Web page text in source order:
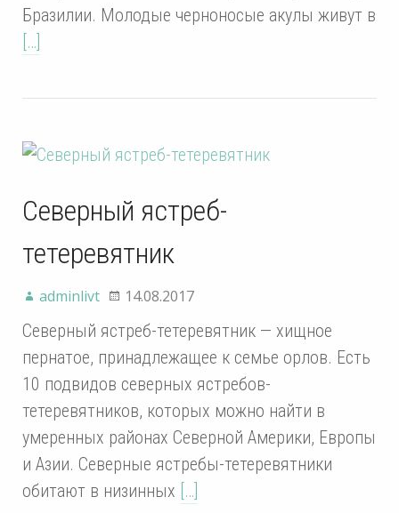
Бразилии. Молодые черноносые акулы живут в
[…]
Северный ястреб-
тетеревятник
adminlivt 14.08.2017
Северный ястреб-тетеревятник — хищное
пернатое, принадлежащее к семье орлов. Есть
10 подвидов северных ястребов-
тетеревятников, которых можно найти в
умеренных районах Северной Америки, Европы
и Азии. Северные ястребы-тетеревятники
обитают в низинных […]